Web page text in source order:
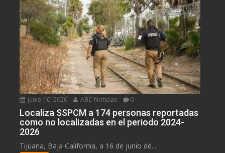
junio 16, 2026 ABC Noticias 0
Localiza SSPCM a 174 personas reportadas
como no localizadas en el periodo 2024-
2026
Tijuana, Baja California, a 16 de junio de...